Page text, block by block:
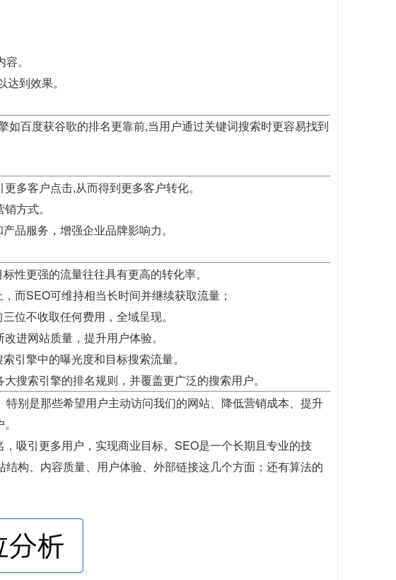
。
到效果。
如百度获谷歌的排名更靠前,当用户通过关键词搜索时更容易找到
多客户点击,从而得到更多客户转化。
方式。
品服务，增强企业品牌影响力。
性更强的流量往往具有更高的转化率。
而SEO可维持相当长时间并继续获取流量；
位不收取任何费用，全域呈现。
进网站质量，提升用户体验。
引擎中的曝光度和目标搜索流量。
搜索引擎的排名规则，并覆盖更广泛的搜索用户。
别是那些希望用户主动访问我们的网站、降低营销成本、提升
吸引更多用户，实现商业目标。SEO是一个长期且专业的技
构、内容质量、用户体验、外部链接这几个方面；还有算法的